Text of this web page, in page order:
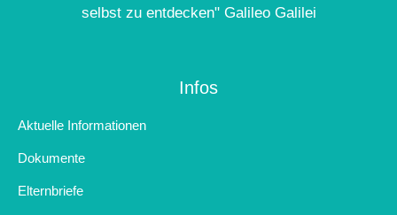
selbst zu entdecken" Galileo Galilei
Infos
Aktuelle Informationen
Dokumente
Elternbriefe